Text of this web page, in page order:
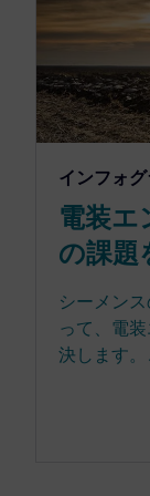
インフォ
電装エ
の課題
シーメン
って、電
決します。